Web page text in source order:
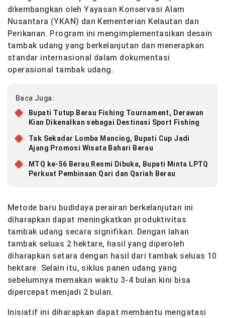
dikembangkan oleh Yayasan Konservasi Alam
Nusantara (YKAN) dan Kementerian Kelautan dan
Perikanan. Program ini mengimplementasikan desain
tambak udang yang berkelanjutan dan menerapkan
standar internasional dalam dokumentasi
operasional tambak udang.
Baca Juga:
Bupati Tutup Berau Fishing Tournament, Derawan
Kian Dikenalkan sebagai Destinasi Sport Fishing
Tak Sekadar Lomba Mancing, Bupati Cup Jadi
Ajang Promosi Wisata Bahari Berau
MTQ ke-56 Berau Resmi Dibuka, Bupati Minta LPTQ
Perkuat Pembinaan Qari dan Qariah Berau
Metode baru budidaya perairan berkelanjutan ini
diharapkan dapat meningkatkan produktivitas
tambak udang secara signifikan. Dengan lahan
tambak seluas 2 hektare, hasil yang diperoleh
diharapkan setara dengan hasil dari tambak seluas 10
hektare. Selain itu, siklus panen udang yang
sebelumnya memakan waktu 3-4 bulan kini bisa
dipercepat menjadi 2 bulan.
Inisiatif ini diharapkan dapat membantu mengatasi